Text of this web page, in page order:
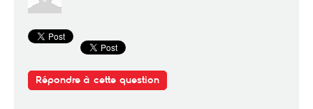
Répondre à cette question